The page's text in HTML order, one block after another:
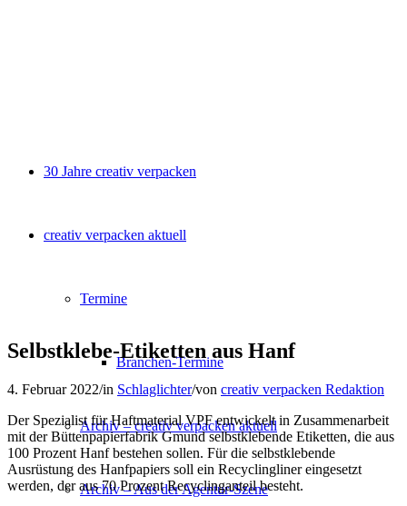
30 Jahre creativ verpacken
creativ verpacken aktuell
Termine
Branchen-Termine
Archiv – creativ verpacken aktuell
Archiv – Aus der Agentur-Szene
Selbstklebe-Etiketten aus Hanf
4. Februar 2022/in Schlaglichter/von creativ verpacken Redaktion
Der Spezialist für Haftmaterial VPF entwickelt in Zusammenarbeit
mit der Büttenpapierfabrik Gmund selbstklebende Etiketten, die aus
100 Prozent Hanf bestehen sollen. Für die selbstklebende
Ausrüstung des Hanfpapiers soll ein Recyclingliner eingesetzt
werden, der aus 70 Prozent Recyclinganteil besteht.